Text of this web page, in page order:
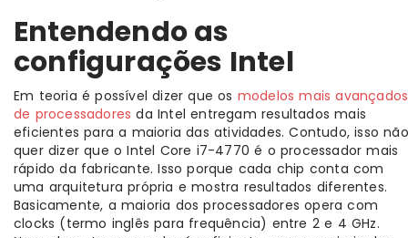
Entendendo as
configurações Intel
Em teoria é possível dizer que os modelos mais avançados
de processadores da Intel entregam resultados mais
eficientes para a maioria das atividades. Contudo, isso não
quer dizer que o Intel Core i7-4770 é o processador mais
rápido da fabricante. Isso porque cada chip conta com
uma arquitetura própria e mostra resultados diferentes.
Basicamente, a maioria dos processadores opera com
clocks (termo inglês para frequência) entre 2 e 4 GHz.